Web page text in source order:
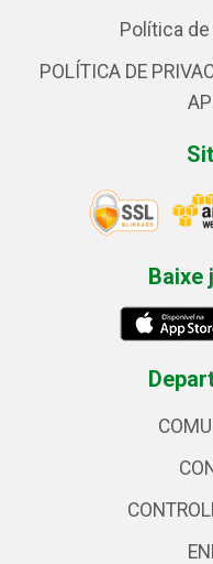
Política
POLÍTICA DE
Baixe